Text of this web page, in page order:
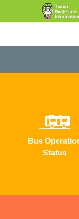
Bus
Status